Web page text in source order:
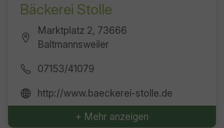
Bäckerei Stolle
Marktplatz 2, 73666
Baltmannsweiler
07153/41079
http://www.baeckerei-stolle.de
+ Mehr anzeigen